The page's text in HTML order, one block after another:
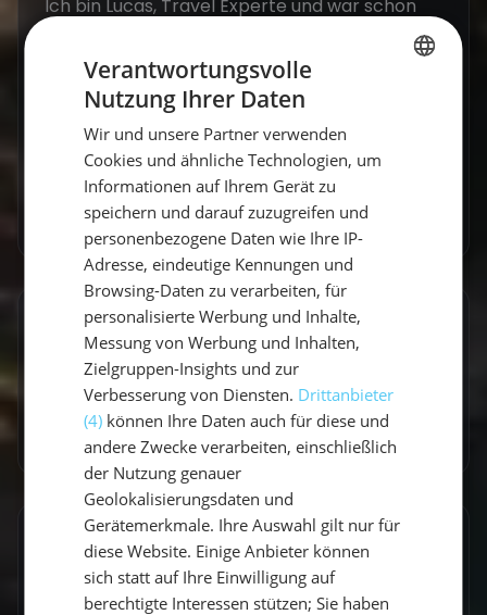
Ich bin Lucas, Travel Experte und war schon
auf allen Kontinenten unterwegs. Ich Liebe das
Segeln und Nehme euch gerne mit auf meine
Reise.
Zum Autorenprofil →
Entdecke ähnliche Törns
Finde deinen perfekten Segeltörn
Törns ansehen
Artikel teilen
Verantwortungsvolle
Nutzung Ihrer Daten
Wir und unsere Partner verwenden
Cookies und ähnliche Technologien, um
Informationen auf Ihrem Gerät zu
speichern und darauf zuzugreifen und
personenbezogene Daten wie Ihre IP-
Adresse, eindeutige Kennungen und
Browsing-Daten zu verarbeiten, für
personalisierte Werbung und Inhalte,
Messung von Werbung und Inhalten,
Zielgruppen-Insights und zur
Verbesserung von Diensten. Drittanbieter
(4) können Ihre Daten auch für diese und
andere Zwecke verarbeiten, einschließlich
der Nutzung genauer
Geolokalisierungsdaten und
Gerätemerkmale. Ihre Auswahl gilt nur für
diese Website. Einige Anbieter können
sich statt auf Ihre Einwilligung auf
berechtigte Interessen stützen; Sie haben